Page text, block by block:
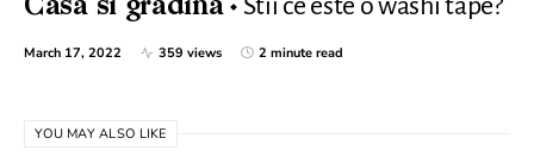
Casa si gradina Stii ce este o washi tape?
March 17, 2022 359 views 2 minute read
YOU MAY ALSO LIKE